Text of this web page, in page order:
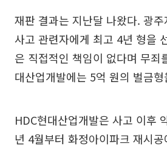
재판 결과는 지난달 나왔다. 광
사고 관련자에게 최고 4년 형을
은 직접적인 책임이 없다며 무죄
대산업개발에는 5억 원의 벌금
HDC현대산업개발은 사고 이후
년 4월부터 화정아이파크 재시